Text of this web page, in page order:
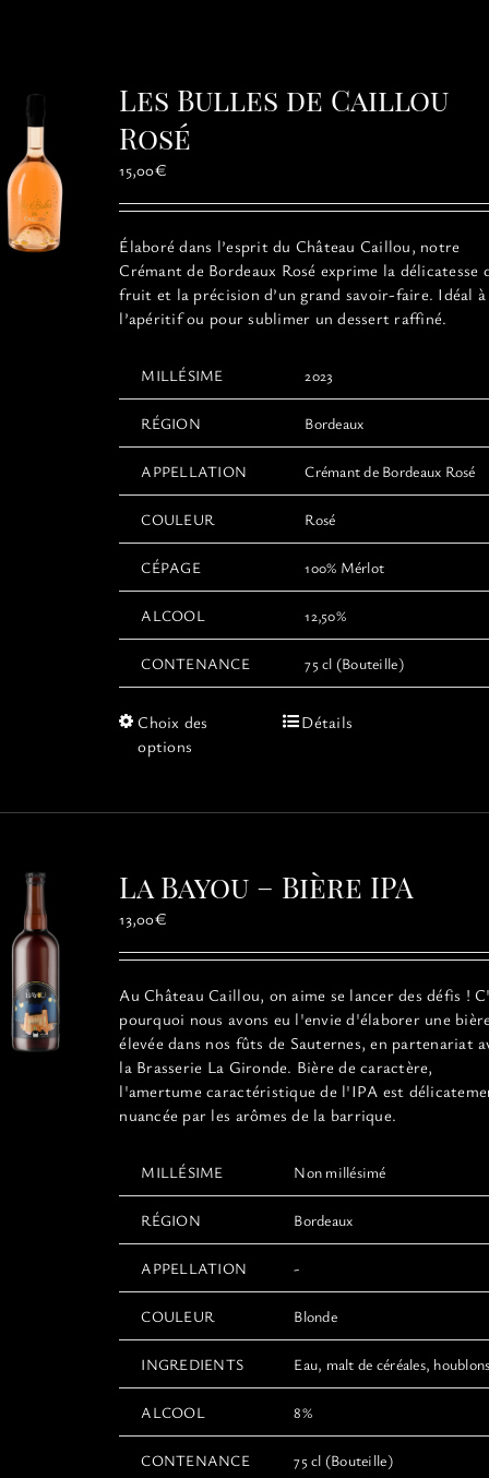
CONTACT
MON PANIER
Les Bulles de Caillou
Rosé
15,00€
Élaboré dans l’esprit du Château Caillou, notre
Crémant de Bordeaux Rosé exprime la délicatesse
fruit et la précision d’un grand savoir-faire. Idéal à
l’apéritif ou pour sublimer un dessert raffiné.
MILLÉSIME 2023
RÉGION Bordeaux
APPELLATION Crémant de Bordeaux Rosé
COULEUR Rosé
CÉPAGE 100% Mérlot
ALCOOL 12,50%
CONTENANCE 75 cl (Bouteille)
Choix des
options
Ce
variations.
peuvent
sur
page
du
produit
Détails
La Bayou – Bière IPA
13,00€
Au Château Caillou, on aime se lancer des défis !
pourquoi nous avons eu l'envie d'élaborer une
élevée dans nos fûts de Sauternes, en partenariat
la Brasserie La Gironde. Bière de caractère,
l'amertume caractéristique de l'IPA est
nuancée par les arômes de la barrique.
MILLÉSIME Non millésimé
RÉGION Bordeaux
APPELLATION -
COULEUR Blonde
INGREDIENTS Eau, malt de céréales,
ALCOOL 8%
CONTENANCE 75 cl (Bouteille)